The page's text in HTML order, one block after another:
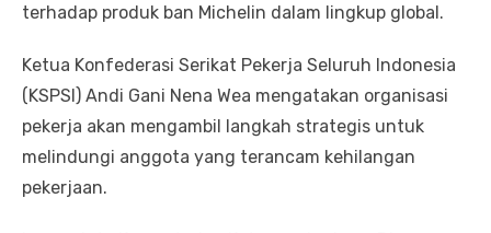
terhadap produk ban Michelin dalam lingkup global.
Ketua Konfederasi Serikat Pekerja Seluruh Indonesia
(KSPSI) Andi Gani Nena Wea mengatakan organisasi
pekerja akan mengambil langkah strategis untuk
melindungi anggota yang terancam kehilangan
pekerjaan.